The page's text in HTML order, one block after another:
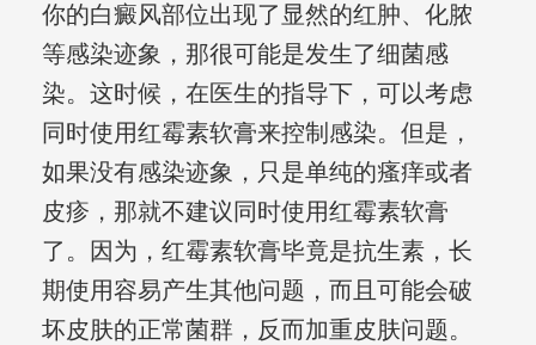
你的白癜风部位出现了显然的红肿、化脓
等感染迹象，那很可能是发生了细菌感
染。这时候，在医生的指导下，可以考虑
同时使用红霉素软膏来控制感染。但是，
如果没有感染迹象，只是单纯的瘙痒或者
皮疹，那就不建议同时使用红霉素软膏
了。因为，红霉素软膏毕竟是抗生素，长
期使用容易产生其他问题，而且可能会破
坏皮肤的正常菌群，反而加重皮肤问题。